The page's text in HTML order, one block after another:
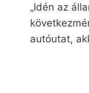
„Idén az
autóutat,